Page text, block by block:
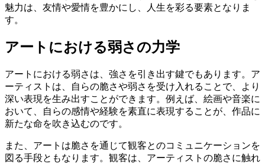
魅力は、友情や愛情を豊かにし、人生を彩る要素となりま
す。
アートにおける弱さの力学
アートにおける弱さは、強さを引き出す鍵でもあります。ア
ーティストは、自らの脆さや弱さを受け入れることで、より
深い表現を生み出すことができます。例えば、絵画や音楽に
おいて、自らの感情や経験を素直に表現することが、作品に
新たな命を吹き込むのです。
また、アートは脆さを通じて観客とのコミュニケーションを
図る手段ともなります。観客は、アーティストの脆さに触れ